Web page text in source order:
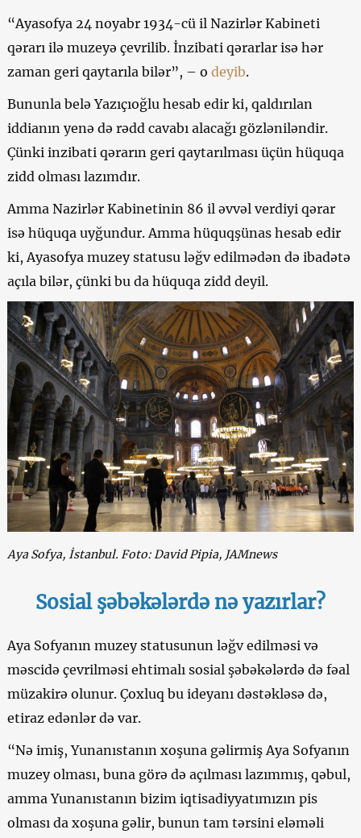
“Ayasofya 24 noyabr 1934-cü il Nazirlər Kabineti
qərarı ilə muzeyə çevrilib. İnzibati qərarlar isə hər
zaman geri qaytarıla bilər”, – o deyib.
Bununla belə Yazıçıoğlu hesab edir ki, qaldırılan
iddianın yenə də rədd cavabı alacağı gözləniləndir.
Çünki inzibati qərarın geri qaytarılması üçün hüquqa
zidd olması lazımdır.
Amma Nazirlər Kabinetinin 86 il əvvəl verdiyi qərar
isə hüquqa uyğundur. Amma hüquqşünas hesab edir
ki, Ayasofya muzey statusu ləğv edilmədən də ibadətə
açıla bilər, çünki bu da hüquqa zidd deyil.
Aya Sofya, İstanbul. Foto: David Pipia, JAMnews
Sosial şəbəkələrdə nə yazırlar?
Aya Sofyanın muzey statusunun ləğv edilməsi və
məscidə çevrilməsi ehtimalı sosial şəbəkələrdə də fəal
müzakirə olunur. Çoxluq bu ideyanı dəstəkləsə də,
etiraz edənlər də var.
“Nə imiş, Yunanıstanın xoşuna gəlirmiş Aya Sofyanın
muzey olması, buna görə də açılması lazımmış, qəbul,
amma Yunanıstanın bizim iqtisadiyyatımızın pis
olması da xoşuna gəlir, bunun tam tərsini eləməli